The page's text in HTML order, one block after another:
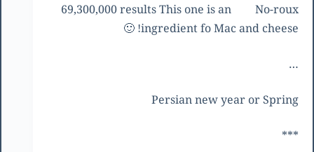
No-roux
69,300,000 results This one is an
ingredient fo Mac and cheese! 🙂
…
Persian new year or Spring
***